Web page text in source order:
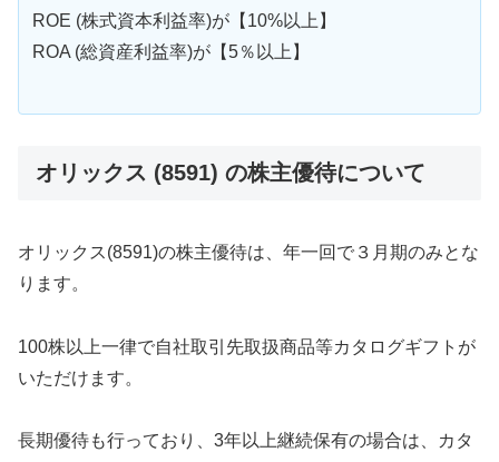
ROE (株式資本利益率)が【10%以上】
ROA (総資産利益率)が【5％以上】
オリックス (8591) の株主優待について
オリックス(8591)の株主優待は、年一回で３月期のみとな
ります。
100株以上一律で自社取引先取扱商品等カタログギフトが
いただけます。
長期優待も行っており、3年以上継続保有の場合は、カタ